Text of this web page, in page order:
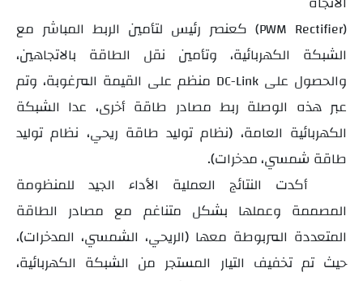
(PWM Rectifier) كعنصر رئيس لتأمين الربط المباشر مع
الشبكة الكهربائية، وتأمين نقل الطاقة بالاتجاهين،
والحصول على DC-Link منظم على القيمة المرغوبة، وتم
عبر هذه الوصلة ربط مصادر طاقة أخرى، عدا الشبكة
الكهربائية العامة، (نظام توليد طاقة ريحي، نظام توليد
طاقة شمسي، مدخرات).
أكدت النتائج العملية الأداء الجيد للمنظومة
المصممة وعملها بشكل متناغم مع مصادر الطاقة
المتعددة المربوطة معها (الريحي، الشمسي، المدخرات)،
حيث تم تخفيف التيار المستجر من الشبكة الكهربائية،